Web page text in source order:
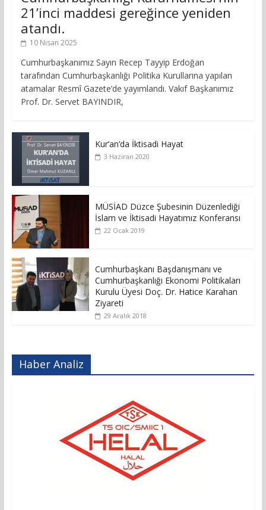
21’inci maddesi gereğince yeniden
atandı.
10 Nisan 2025
Cumhurbaşkanımız Sayın Recep Tayyip Erdoğan
tarafından Cumhurbaşkanlığı Politika Kurullarına yapılan
atamalar Resmî Gazete’de yayımlandı. Vakıf Başkanımız
Prof. Dr. Servet BAYINDIR,
Kur’an’da İktisadi Hayat
3 Haziran 2020
MÜSİAD Düzce Şubesinin Düzenlediği
İslam ve İktisadi Hayatımız Konferansı
22 Ocak 2019
Cumhurbaşkanı Başdanışmanı ve
Cumhurbaşkanlığı Ekonomi Politikaları
Kurulu Üyesi Doç. Dr. Hatice Karahan
Ziyareti
29 Aralık 2018
Haber Analiz